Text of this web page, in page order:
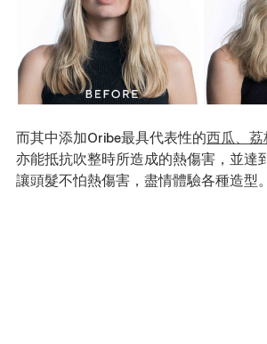
而其中添加Oribe最具代表性的西瓜、
亦能抵抗吹整時所造成的熱傷害，並達
讓頭髮不怕熱傷害，盡情體驗各種造型。